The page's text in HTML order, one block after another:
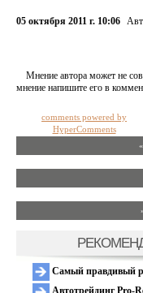
05 октября 2011 г. 10:06
Мнение автора может не
мнение напишите его в
comments powered by
HyperComments
Самый правдивый